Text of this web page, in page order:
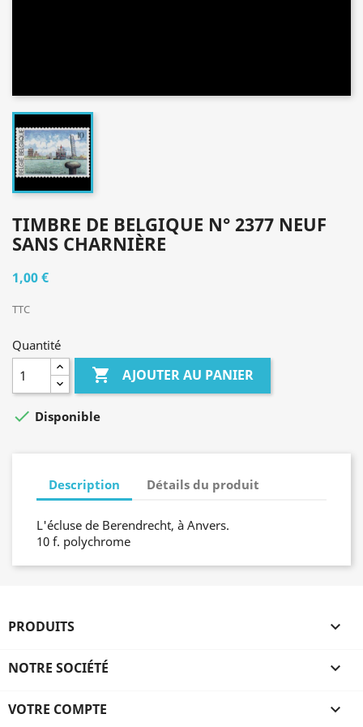
TIMBRE DE BELGIQUE N° 2377 NEUF
SANS CHARNIÈRE
1,00 €
TTC
Quantité
 AJOUTER AU PANIER
 Disponible
Description Détails du produit
L'écluse de Berendrecht, à Anvers.
10 f. polychrome
PRODUITS 
NOTRE SOCIÉTÉ 
VOTRE COMPTE 